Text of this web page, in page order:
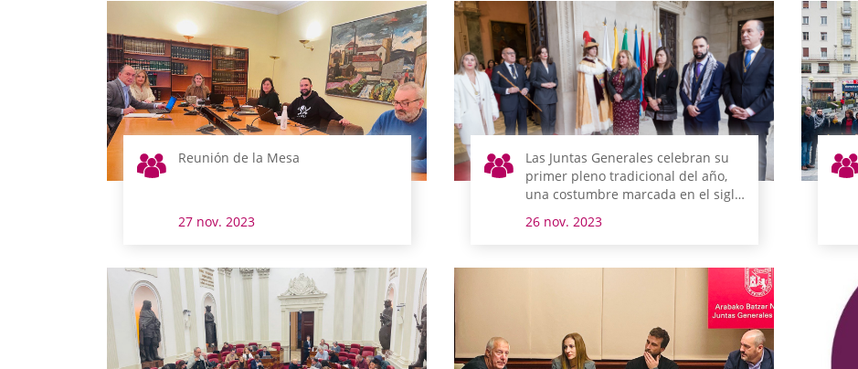
Reunión de la Mesa
27 nov. 2023
Las Juntas Generales celebran su
primer pleno tradicional del año,
una costumbre marcada en el siglo
26 nov. 2023